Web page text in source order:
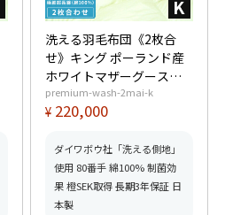
洗える羽毛布団《2枚合
せ》キング ポーランド産
ホワイトマザーグースダ
ウン95% (440dp以上) 合
掛1.4kg、薄掛0.8kg 【6
取得】【グッドふとんマ
ーク取得】
premium-wash-2mai-k
¥ 220,000
ダイワボウ社「洗える側地」
使用 80番手 綿100% 制菌効
果 橙SEK取得 長期3年保証 日
本製